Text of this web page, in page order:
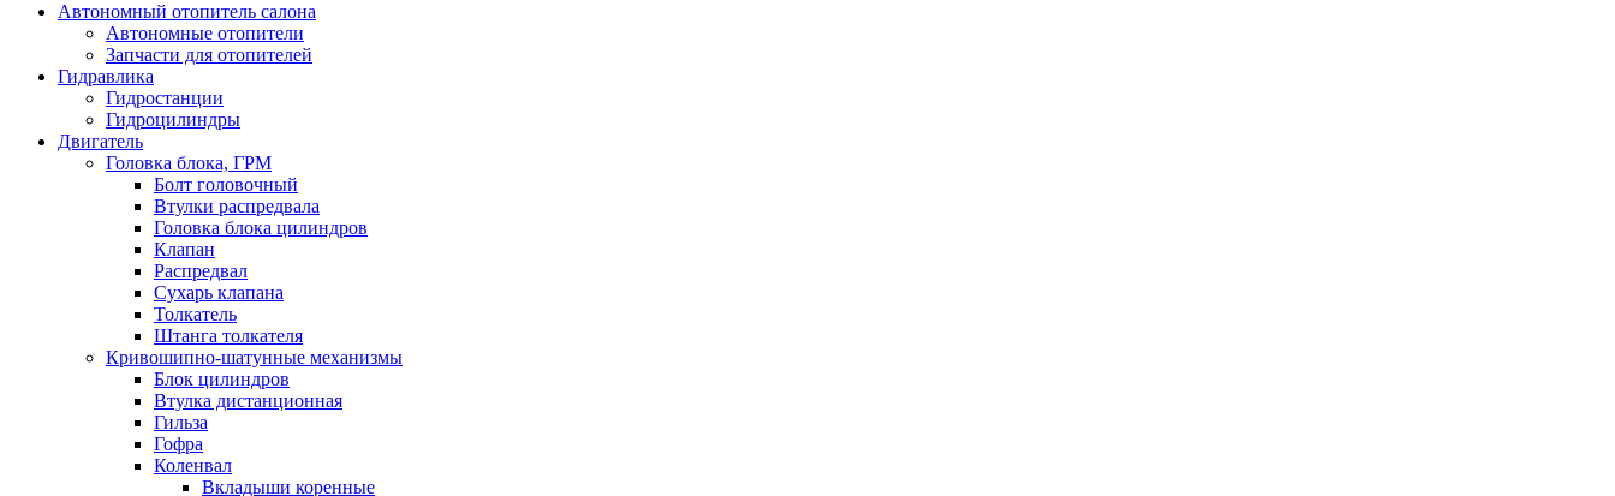
Автономный отопитель салона
Автономные отопители
Запчасти для отопителей
Гидравлика
Гидростанции
Гидроцилиндры
Двигатель
Головка блока, ГРМ
Болт головочный
Втулки распредвала
Головка блока цилиндров
Клапан
Распредвал
Сухарь клапана
Толкатель
Штанга толкателя
Кривошипно-шатунные механизмы
Блок цилиндров
Втулка дистанционная
Гильза
Гофра
Коленвал
Вкладыши коренные